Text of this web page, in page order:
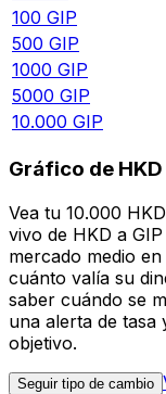
100 GIP
500 GIP
1000 GIP
5000 GIP
10.000 GIP
Gráfico de HKD
Vea tu 10.000
vivo de HKD a
mercado medio
cuánto valía su
saber cuándo se
una alerta de tasa
objetivo.
Seguir tipo de cambio